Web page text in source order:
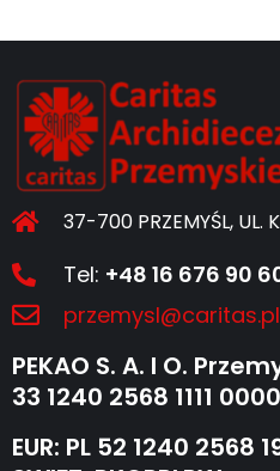
37-700 PRZEMYŚL, UL.
Tel: +48 16 676 90
przemysl@caritas.pl
PEKAO S. A. I O.
33 1240 2568 1111
EUR: PL 52 1240 2568